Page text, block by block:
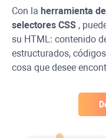
Con la herramienta
selectores CSS ,
su HTML: contenido
estructurados,
cosa que desee